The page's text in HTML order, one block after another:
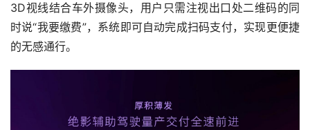
3D视线结合车外摄像头，用户只需注视出口处二维码的同
时说“我要缴费”，系统即可自动完成扫码支付，实现更便捷
的无感通行。